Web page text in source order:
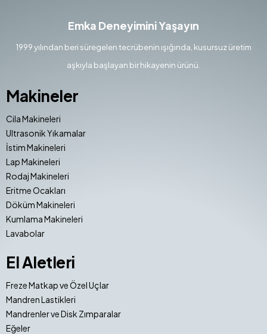
Emka Deneyimini Yaşayın
1999 yılından beri süregelen tecrübenin ışığında, kusursuz üretim
aşkıyla başlayan bir hikayenin ürünü.
Makineler
Cila Makineleri
Ultrasonik Yıkamalar
İstim Makineleri
Lap Makineleri
Rodaj Makineleri
Eritme Ocakları
Döküm Makineleri
Kumlama Makineleri
Lavabolar
El Aletleri
Freze Matkap ve Özel Uçlar
Mandren Lastikleri
Mandrenler ve Disk Zımparalar
Eğeler